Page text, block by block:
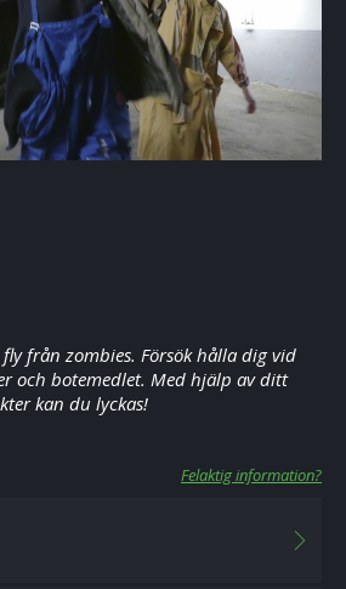
från zombies. Försök hålla dig vid
och botemedlet. Med hjälp av ditt
kan du lyckas!
Felaktig information?